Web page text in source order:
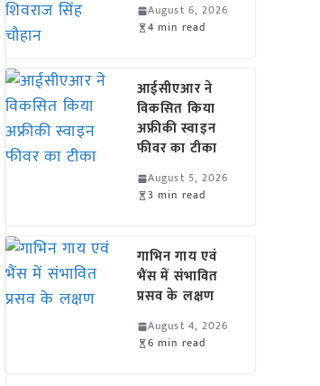
August 6, 2026
4 min read
आईसीएआर ने
विकसित किया
अफ्रीकी स्वाइन
फीवर का टीका
August 5, 2026
3 min read
गाभिन गाय एवं
भैंस में संभावित
प्रसव के लक्षण
August 4, 2026
6 min read